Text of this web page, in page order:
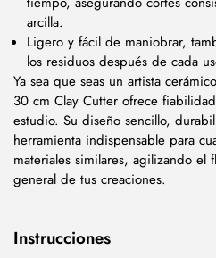
arcilla.
Ligero y fácil de maniobrar,
los residuos después de cada
Ya sea que seas un artista
30 cm Clay Cutter ofrece
estudio. Su diseño sencillo,
herramienta indispensable para
materiales similares, agilizando
general de tus creaciones.
Instrucciones